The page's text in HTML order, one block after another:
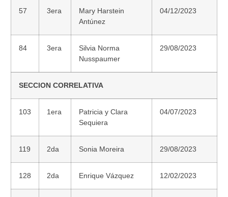
57 3era
Mary Harstein
Antúnez
04/12/2023
84 3era
Silvia Norma
Nusspaumer
29/08/2023
SECCION CORRELATIVA
103 1era
Patricia y Clara
Sequiera
04/07/2023
119 2da Sonia Moreira 29/08/2023
128 2da Enrique Vázquez 12/02/2023